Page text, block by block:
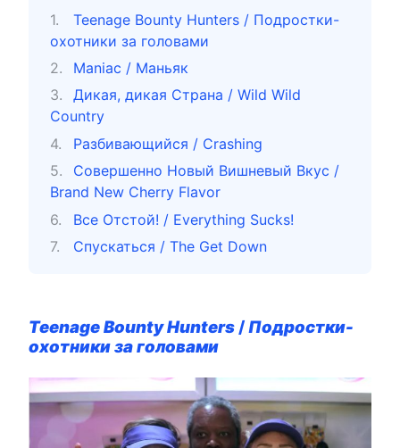
Teenage Bounty Hunters / Подростки-
охотники за головами
Maniac / Маньяк
Дикая, дикая Страна / Wild Wild
Country
Разбивающийся / Crashing
Совершенно Новый Вишневый Вкус /
Brand New Cherry Flavor
Все Отстой! / Everything Sucks!
Спускаться / The Get Down
Teenage Bounty Hunters /Подростки-
охотники за головами